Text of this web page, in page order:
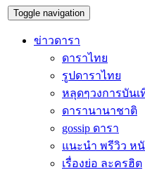
Toggle navigation
ข่าวดารา
ดาราไทย
รูปดาราไทย
หลุดๆวงการบันเ
ดารานานาชาติ
gossip ดารา
แนะนำ พรีวิว ห
เรื่องย่อ ละครฮิต